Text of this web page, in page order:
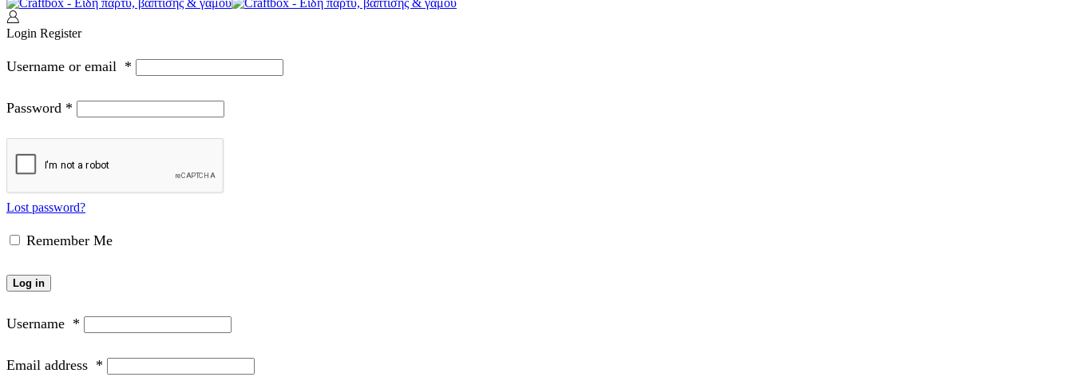
Login Register
Username or email *
Password *
Lost password?
Remember Me
Log in
Username *
Email address *